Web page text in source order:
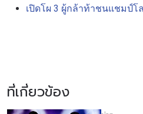
เปิดโผ 3 ผู้กล้าท้าชนแชมป์โ
ที่เกี่ยวข้อง